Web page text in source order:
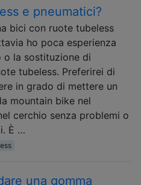
e pneumatici?
bici con ruote tubeless
ho poca esperienza
o la sostituzione di
tubeless. Preferirei di
in grado di mettere un
mountain bike nel
cerchio senza problemi o
È …
una gomma